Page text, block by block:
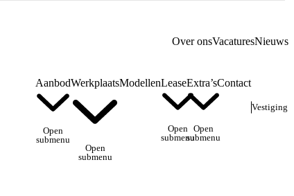
Over onsVacaturesNieuws
Aanbod
Open
submenu
Werkplaats
Open
submenu
ModellenLease
Open
submenu
Extra’s
Open
submenu
Contact
Vestiging